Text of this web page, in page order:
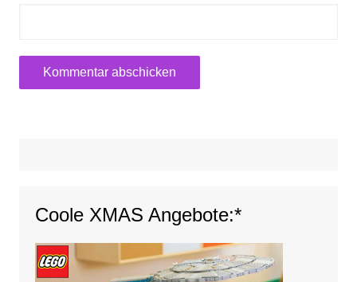
Coole XMAS Angebote:*